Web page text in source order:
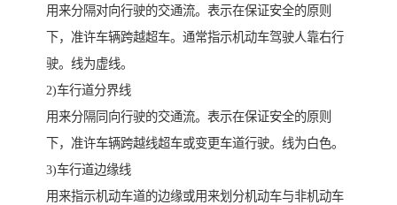
用来分隔对向行驶的交通流。表示在保证安全的原则
下，准许车辆跨越超车。通常指示机动车驾驶人靠右行
驶。线为虚线。
2)车行道分界线
用来分隔同向行驶的交通流。表示在保证安全的原则
下，准许车辆跨越线超车或变更车道行驶。线为白色。
3)车行道边缘线
用来指示机动车道的边缘或用来划分机动车与非机动车